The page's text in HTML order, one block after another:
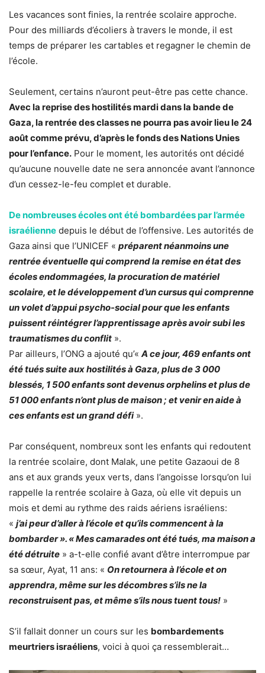
Les vacances sont finies, la rentrée scolaire approche.
Pour des milliards d’écoliers à travers le monde, il est
temps de préparer les cartables et regagner le chemin de
l’école.
Seulement, certains n’auront peut-être pas cette chance.
Avec la reprise des hostilités mardi dans la bande de
Gaza, la rentrée des classes ne pourra pas avoir lieu le 24
août comme prévu, d’après le fonds des Nations Unies
pour l’enfance. Pour le moment, les autorités ont décidé
qu’aucune nouvelle date ne sera annoncée avant l’annonce
d’un cessez-le-feu complet et durable.
De nombreuses écoles ont été bombardées par l’armée
israélienne depuis le début de l’offensive. Les autorités de
Gaza ainsi que l’UNICEF « préparent néanmoins une
rentrée éventuelle qui comprend la remise en état des
écoles endommagées, la procuration de matériel
scolaire, et le développement d’un cursus qui comprenne
un volet d’appui psycho-social pour que les enfants
puissent réintégrer l’apprentissage après avoir subi les
traumatismes du conflit ».
Par ailleurs, l’ONG a ajouté qu’« A ce jour, 469 enfants ont
été tués suite aux hostilités à Gaza, plus de 3 000
blessés, 1 500 enfants sont devenus orphelins et plus de
51 000 enfants n’ont plus de maison ; et venir en aide à
ces enfants est un grand défi ».
Par conséquent, nombreux sont les enfants qui redoutent
la rentrée scolaire, dont Malak, une petite Gazaoui de 8
ans et aux grands yeux verts, dans l’angoisse lorsqu’on lui
rappelle la rentrée scolaire à Gaza, où elle vit depuis un
mois et demi au rythme des raids aériens israéliens:
« j’ai peur d’aller à l’école et qu’ils commencent à la
bombarder ». « Mes camarades ont été tués, ma maison a
été détruite » a-t-elle confié avant d’être interrompue par
sa sœur, Ayat, 11 ans: « On retournera à l’école et on
apprendra, même sur les décombres s’ils ne la
reconstruisent pas, et même s’ils nous tuent tous! »
S’il fallait donner un cours sur les bombardements
meurtriers israéliens, voici à quoi ça ressemblerait…